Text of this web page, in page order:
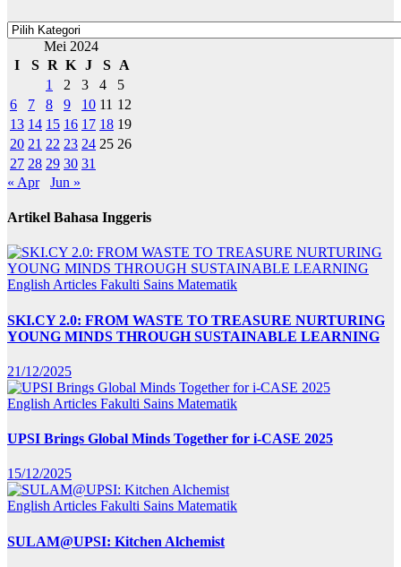
Kategori
Mei 2024
I
S R K J S
A
1
2 3 4
5
6
7 8 9 10 11 12
13 14 15 16 17 18 19
20 21 22 23 24 25 26
27 28 29 30 31
« Apr
Jun »
Artikel Bahasa Inggeris
English Articles Fakulti Sains Matematik
SKI.CY 2.0: FROM WASTE TO TREASURE NURTURING
YOUNG MINDS THROUGH SUSTAINABLE LEARNING
21/12/2025
English Articles Fakulti Sains Matematik
UPSI Brings Global Minds Together for i-CASE 2025
15/12/2025
English Articles Fakulti Sains Matematik
SULAM@UPSI: Kitchen Alchemist